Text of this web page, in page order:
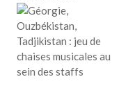
c
a
t
i